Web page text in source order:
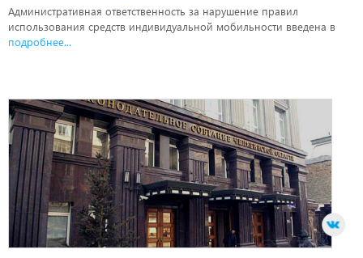
Административная ответственность за нарушение правил
использования средств индивидуальной мобильности введена в
подробнее...